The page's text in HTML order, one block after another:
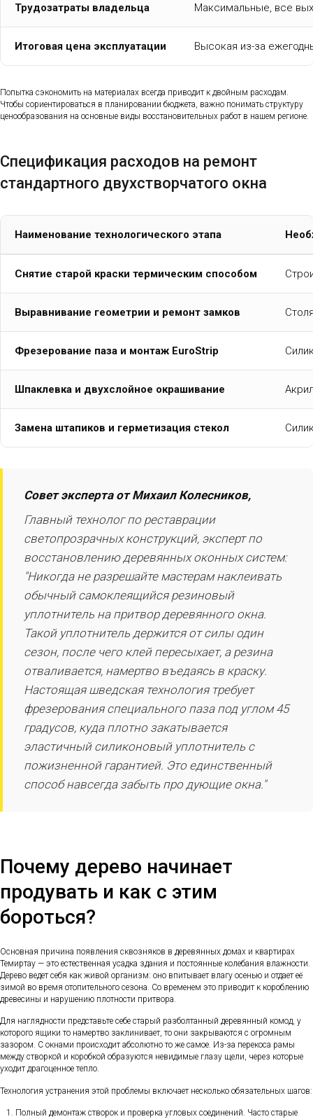
Трудозатраты владельца Максимальные, все
Итоговая цена эксплуатации Высокая из-за
Попытка сэкономить на материалах всегда приводит к двойным расходам.
Чтобы сориентироваться в планировании бюджета, важно понимать структуру
ценообразования на основные виды восстановительных работ в нашем регионе.
Спецификация расходов на ремонт
стандартного двухстворчатого окна
Наименование технологического этапа
Снятие старой краски термическим способом
Выравнивание геометрии и ремонт замков
Фрезерование паза и монтаж EuroStrip
Шпаклевка и двухслойное окрашивание
Замена штапиков и герметизация стекол
Совет эксперта от Михаил Колесников,
Главный технолог по реставрации
светопрозрачных конструкций, эксперт по
восстановлению деревянных оконных систем:
"Никогда не разрешайте мастерам наклеивать
обычный самоклеящийся резиновый
уплотнитель на притвор деревянного окна.
Такой уплотнитель держится от силы один
сезон, после чего клей пересыхает, а резина
отваливается, намертво въедаясь в краску.
Настоящая шведская технология требует
фрезерования специального паза под углом 45
градусов, куда плотно закатывается
эластичный силиконовый уплотнитель с
пожизненной гарантией. Это единственный
способ навсегда забыть про дующие окна."
Почему дерево начинает
продувать и как с этим
бороться?
Основная причина появления сквозняков в деревянных домах и квартирах
Темиртау — это естественная усадка здания и постоянные колебания влажности.
Дерево ведет себя как живой организм: оно впитывает влагу осенью и отдает её
зимой во время отопительного сезона. Со временем это приводит к короблению
древесины и нарушению плотности притвора.
Для наглядности представьте себе старый разболтанный деревянный комод, у
которого ящики то намертво заклинивает, то они закрываются с огромным
зазором. С окнами происходит абсолютно то же самое. Из-за перекоса рамы
между створкой и коробкой образуются невидимые глазу щели, через которые
уходит драгоценное тепло.
Технология устранения этой проблемы включает несколько обязательных шагов:
Полный демонтаж створок и проверка угловых соединений. Часто старые